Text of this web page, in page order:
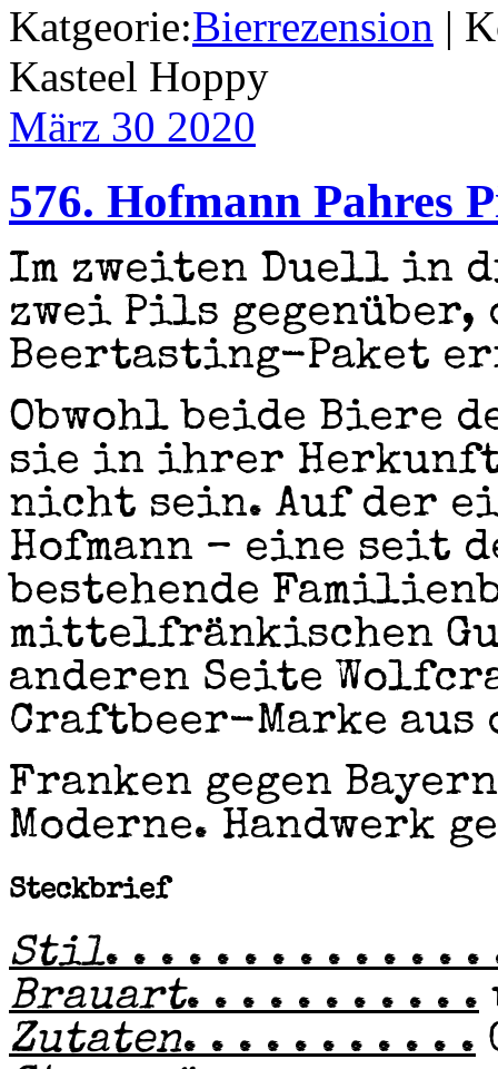
Katgeorie:Bierrezension |
Kasteel Hoppy
März 30 2020
576. Hofmann Pahres
Im zweiten Duell in
zwei Pils
Beertasting-Paket
Obwohl beide Biere
sie in ihrer
nicht sein. Auf der
Hofmann – eine seit
bestehende
mittelfränkischen
anderen Seite
Craftbeer-Marke aus
Franken gegen
Moderne. Handwerk
Steckbrief
Stil. . . . . . . . . . . . . .
Brauart. . . . . . . . . . .
Zutaten. . . . . . . . . . .